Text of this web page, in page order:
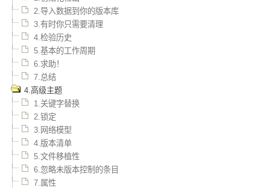
2.导入数据到你的版本库
3.有时你只需要清理
4.检验历史
5.基本的工作周期
6.求助！
7.总结
4.高级主题
1.关键字替换
2.锁定
3.网络模型
4.版本清单
5.文件移植性
6.忽略未版本控制的条目
7.属性